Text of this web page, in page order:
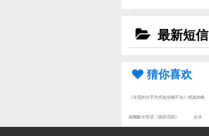
最新短信
猜你喜欢
《冷漠的分手方式短信都不会》精选20条
超幽默冷笑话《搞笑话剧》 点水